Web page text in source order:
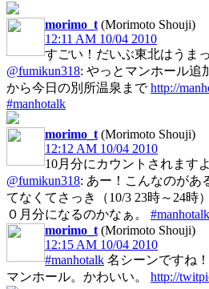
morimo_t (Morimoto Shouji)
12:11 AM 10/04 2010
すごい！だいぶ東北はうま
@fumikun318: やっとマンホール追
から今日の別所温泉までhttp://
#manhotalk
morimo_t (Morimoto Shouji)
12:12 AM 10/04 2010
10月分にカウントされます
@fumikun318: あー！こんなのがあ
てなくてさっき（10/3 23時～24時
０月分になるのかなぁ。 #manhotalk
morimo_t (Morimoto Shouji)
12:15 AM 10/04 2010
#manhotalk 名シーンですね
マンホール。かわいい。 http://